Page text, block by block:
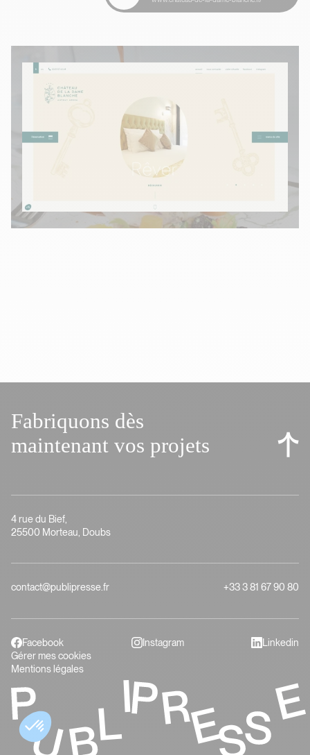
Fabriquons dès
maintenant vos projets
Fabriquons dès
maintenant vos projets
4 rue du Bief,
25500 Morteau, Doubs
contact@publipresse.fr +33 3 81 67 90 80
Facebook Instagram
Linkedin
Gérer mes cookies
Mentions légales